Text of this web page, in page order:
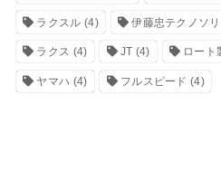
ラクスル (4) 伊藤忠テクノソ
ラクス (4) JT (4) ロート
ヤマハ (4) フルスピード (4)